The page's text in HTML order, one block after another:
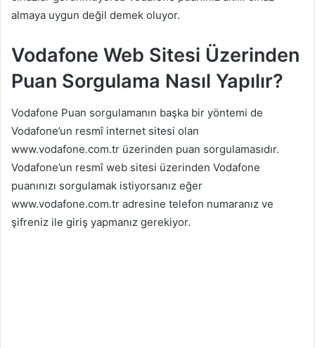
almaya uygun değil demek oluyor.
Vodafone Web Sitesi Üzerinden
Puan Sorgulama Nasıl Yapılır?
Vodafone Puan sorgulamanın başka bir yöntemi de
Vodafone’un resmî internet sitesi olan
www.vodafone.com.tr üzerinden puan sorgulamasıdır.
Vodafone’un resmî web sitesi üzerinden Vodafone
puanınızı sorgulamak istiyorsanız eğer
www.vodafone.com.tr adresine telefon numaranız ve
şifreniz ile giriş yapmanız gerekiyor.